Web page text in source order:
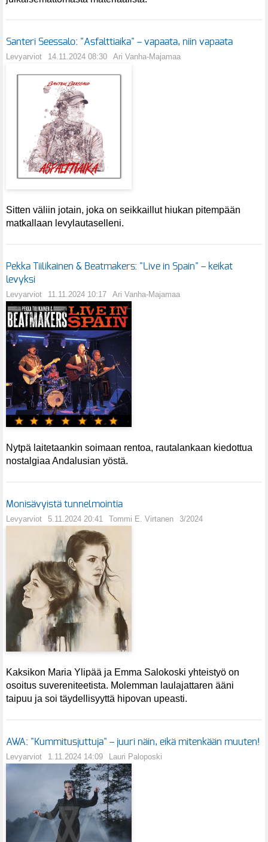
Santeri Seessalo: "Asfalttiaika" – vapaata, niin vapaata
Levyarviot 14.11.2024 08:30 Ari Vanha-Majamaa
Sitten väliin jotain, joka on seikkaillut hiukan pitempään
matkallaan levylautaselleni.
Pekka Tiilikainen & Beatmakers: "Live in Spain" – keikat
levyksi
Levyarviot 11.11.2024 10:17 Ari Vanha-Majamaa
Nytpä laitetaankin soimaan rentoa, rautalankaan kiedottua
nostalgiaa Andalusian yöstä.
Monisävyistä tunnelmointia
Levyarviot 5.11.2024 20:41 Tommi E. Virtanen 3/2024
Kaksikon Maria Ylipää ja Emma Salokoski yhteistyö on
osoitus suvereniteetista. Molemman laulajattaren ääni
taipuu ja soi täydellisyyttä hipovan upeasti.
AWA: "Kummitusjuttuja" – juuri näin, eikä mitenkään muuten!
Levyarviot 1.11.2024 14:09 Lauri Paloposki